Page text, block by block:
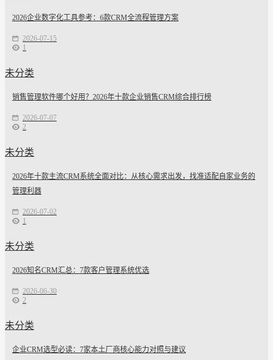
2026企业数字化工具参考：6款CRM全流程管理方案
2026-07-15
1
未分类
销售管理软件哪个好用？2026年十款企业销售CRM综合排行榜
2026-07-07
2
未分类
2026年十款主流CRM系统全面对比：从核心需求出发，找准适配自家业务的
管理利器
2026-07-02
1
未分类
2026知名CRM汇总：7款客户管理系统优选
2026-06-30
2
未分类
企业CRM选型必读：7家本土厂商核心能力对照与建议